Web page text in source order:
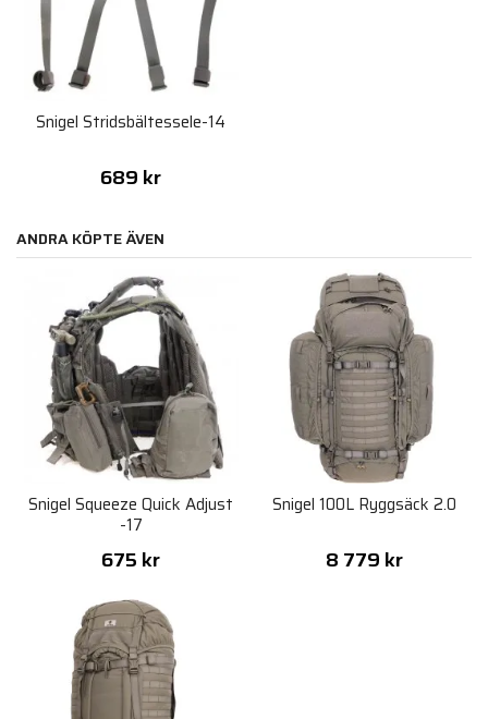
Snigel Stridsbältessele-14
689 kr
ANDRA KÖPTE ÄVEN
Snigel Squeeze Quick Adjust
-17
675 kr
Snigel 100L Ryggsäck 2.0
8 779 kr